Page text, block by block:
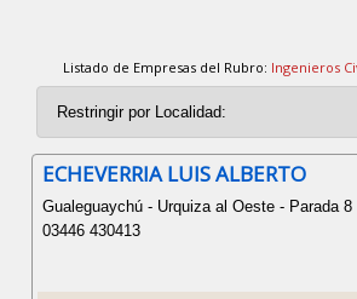
Listado de Empresas del Rubro: Ingenieros
ECHEVERRIA LUIS ALBERTO
Gualeguaychú - Urquiza al Oeste - Parada 8
03446 430413